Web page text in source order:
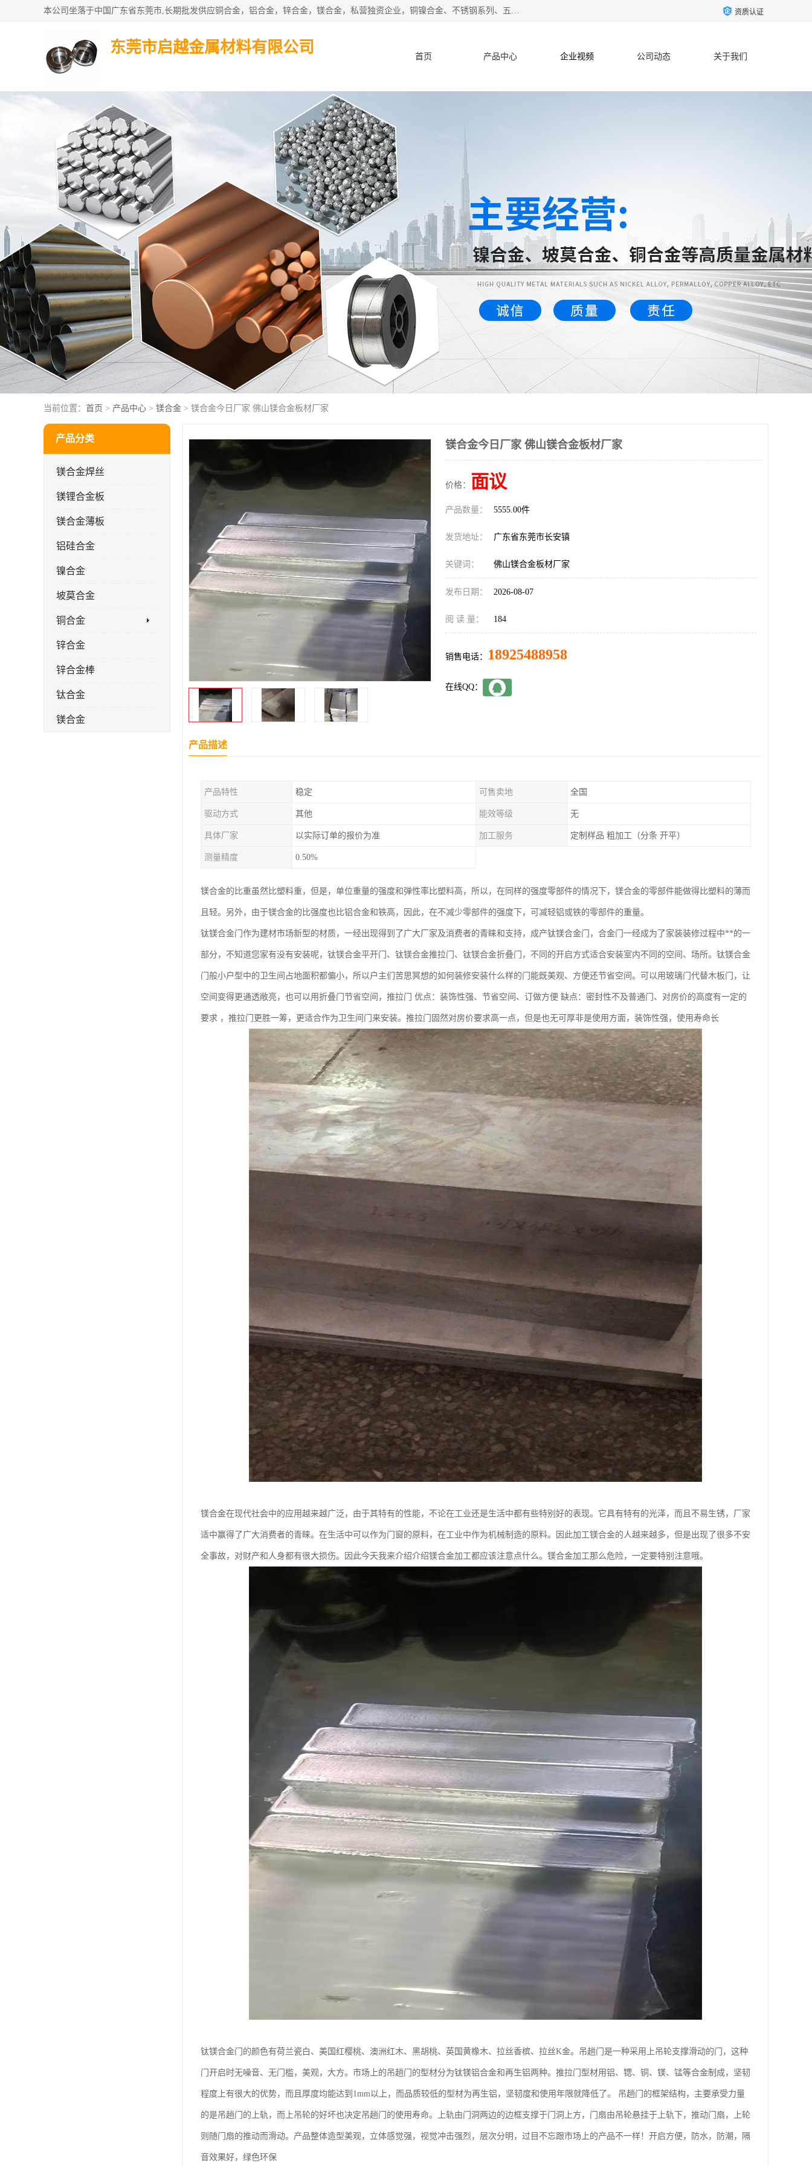
本公司坐落于中国广东省东莞市,长期批发供应铜合金，铝合金，锌合金，镁合金，私营独资企业，铜镍合金、不锈钢系列、五金冲压材料、进口金属材料、钨钢、高速钢、白钢刀、铝系列材料、铝镁合金、锰钢片等，启越是一家经国家相关部门批准注册的企业。公司以雄厚的实力、合理的厂家、优良的服务与多家企业建立了长期的合作关系。欢迎前来参观、考察、洽谈业务。 金属材料...,欢迎惠顾！ 资质认证
东莞市启越金属材料有限公司
首页 产品中心 企业视频 公司动态 关于我们
当前位置： 首页 > 产品中心 > 镁合金 > 镁合金今日厂家 佛山镁合金板材厂家
产品分类
镁合金焊丝
镁锂合金板
镁合金薄板
铝硅合金
镍合金
坡莫合金
铜合金
锌合金
锌合金棒
钛合金
镁合金
镁合金今日厂家 佛山镁合金板材厂家
价格： 面议
产品数量： 5555.00件
发货地址： 广东省东莞市长安镇
关键词： 佛山镁合金板材厂家
发布日期： 2026-08-07
阅 读 量： 184
销售电话： 18925488958
在线QQ：
产品描述
产品特性 稳定 可售卖地 全国
驱动方式 其他 能效等级 无
具体厂家 以实际订单的报价为准 加工服务 定制样品 粗加工（分条 开平）
测量精度 0.50%
镁合金的比重虽然比塑料重，但是，单位重量的强度和弹性率比塑料高，所以，在同样的强度零部件的情况下，镁合金的零部件能做得比塑料的薄而
且轻。另外，由于镁合金的比强度也比铝合金和铁高，因此，在不减少零部件的强度下，可减轻铝或铁的零部件的重量。
钛镁合金门作为建材市场新型的材质，一经出现得到了广大厂家及消费者的青睐和支持，成产钛镁合金门，合金门一经成为了家装装修过程中**的一
部分，不知道您家有没有安装呢，钛镁合金平开门、钛镁合金推拉门、钛镁合金折叠门，不同的开启方式适合安装室内不同的空间、场所。钛镁合金
门般小户型中的卫生间占地面积都偏小，所以户主们苦思冥想的如何装修安装什么样的门能既美观、方便还节省空间。可以用玻璃门代替木板门，让
空间变得更通透敞亮，也可以用折叠门节省空间，推拉门 优点：装饰性强、节省空间、订做方便 缺点：密封性不及普通门、对房价的高度有一定的
要求 ，推拉门更胜一筹，更适合作为卫生间门来安装。推拉门固然对房价要求高一点，但是也无可厚非是使用方面，装饰性强，使用寿命长
镁合金在现代社会中的应用越来越广泛，由于其特有的性能，不论在工业还是生活中都有些特别好的表现。它具有特有的光泽，而且不易生锈，厂家
适中赢得了广大消费者的青睐。在生活中可以作为门窗的原料，在工业中作为机械制造的原料。因此加工镁合金的人越来越多，但是出现了很多不安
全事故，对财产和人身都有很大损伤。因此今天我来介绍介绍镁合金加工都应该注意点什么。镁合金加工那么危险，一定要特别注意哦。
钛镁合金门的颜色有荷兰瓷白、美国红樱桃、澳洲红木、黑胡桃、英国黄橡木、拉丝香槟、拉丝K金。吊趟门是一种采用上吊轮支撑滑动的门，这种
门开启时无噪音、无门槛，美观，大方。市场上的吊趟门的型材分为钛镁铝合金和再生铝两种。推拉门型材用铝、锶、铜、镁、锰等合金制成，坚韧
程度上有很大的优势，而且厚度均能达到1mm以上，而品质较低的型材为再生铝，坚韧度和使用年限就降低了。 吊趟门的框架结构，主要承受力量
的是吊趟门的上轨，而上吊轮的好坏也决定吊趟门的使用寿命。上轨由门洞两边的边框支撑于门洞上方，门扇由吊轮悬挂于上轨下，推动门扇，上轮
则随门扇的推动而滑动。产品整体造型美观，立体感觉强，视觉冲击强烈，层次分明，过目不忘跟市场上的产品不一样！开启方便，防水，防潮，隔
音效果好，绿色环保